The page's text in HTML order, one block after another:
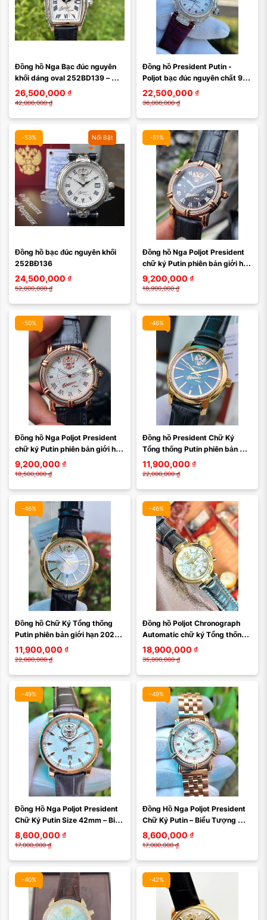
Đồng hồ Nga Bạc đúc nguyên
khối dáng oval 252BD139 –
Đỉnh cao nghệ thuật cơ khí cho
quý ông đẳng cấp
26,500,000 ₫
42,000,000 ₫
Đồng hồ President Putin -
Poljot bạc đúc nguyên chất 925
252CK128
22,500,000 ₫
36,000,000 ₫
-53% Nổi Bật
Đồng hồ bạc đúc nguyên khối
252BĐ136
24,500,000 ₫
52,000,000 ₫
-51%
Đồng hồ Nga Poljot President
chữ ký Putin phiên bản giới hạn
mặt thừng đen, size 40 máy ...
9,200,000 ₫
18,900,000 ₫
-50%
Đồng hồ Nga Poljot President
chữ ký Putin phiên bản giới hạn
mặt thừng trắng, size 40 máy
...
9,200,000 ₫
18,500,000 ₫
-46%
Đồng hồ President Chữ Ký
Tổng thống Putin phiên bản
giới hạn 2024 252CK140
11,900,000 ₫
22,000,000 ₫
-46%
Đồng hồ Chữ Ký Tổng thống
Putin phiên bản giới hạn 2024
252CK139
11,900,000 ₫
22,000,000 ₫
-46%
Đồng hồ Poljot Chronograph
Automatic chữ ký Tổng thống –
Phiên bản giới hạn đậm chất
sưu tầm ...
18,900,000 ₫
35,000,000 ₫
-49%
Đồng Hồ Nga Poljot President
Chữ Ký Putin Size 42mm – Biểu
Tượng Quyền Lực, Đẳng Cấp
Sưu Tầm Và ...
8,600,000 ₫
17,000,000 ₫
-49%
Đồng Hồ Nga Poljot President
Chữ Ký Putin – Biểu Tượng
Quyền Lực Và Đẳng Cấp Sưu
Tầm 252CK149
8,600,000 ₫
17,000,000 ₫
-40% -42%